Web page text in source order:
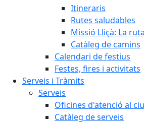
Itineraris
Rutes saludables
Missió Lliçà: La
Catàleg de camins
Calendari de festius
Festes, fires i activitats
Serveis i Tràmits
Serveis
Oficines d'atenció al
Catàleg de serveis